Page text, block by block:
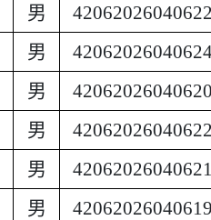
男
男
男
男
男
男